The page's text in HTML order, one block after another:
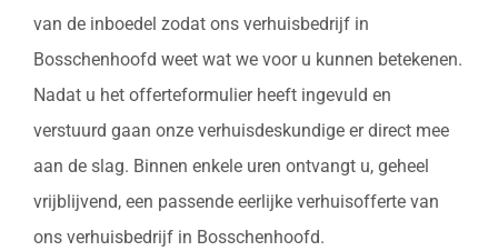
van de inboedel zodat ons verhuisbedrijf in
Bosschenhoofd weet wat we voor u kunnen betekenen.
Nadat u het offerteformulier heeft ingevuld en
verstuurd gaan onze verhuisdeskundige er direct mee
aan de slag. Binnen enkele uren ontvangt u, geheel
vrijblijvend, een passende eerlijke verhuisofferte van
ons verhuisbedrijf in Bosschenhoofd.